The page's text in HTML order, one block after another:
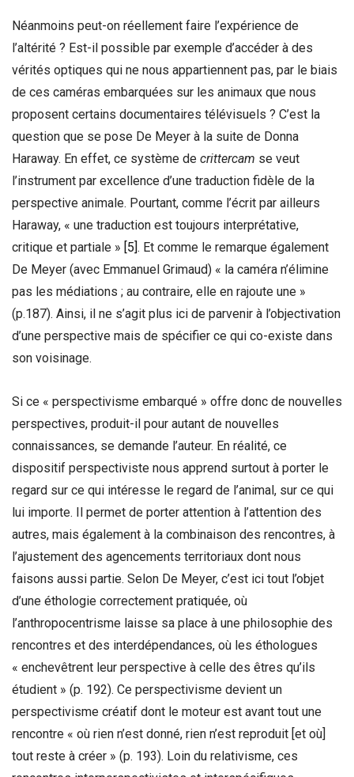
Néanmoins peut-on réellement faire l’expérience de
l’altérité ? Est-il possible par exemple d’accéder à des
vérités optiques qui ne nous appartiennent pas, par le biais
de ces caméras embarquées sur les animaux que nous
proposent certains documentaires télévisuels ? C’est la
question que se pose De Meyer à la suite de Donna
Haraway. En effet, ce système de crittercam se veut
l’instrument par excellence d’une traduction fidèle de la
perspective animale. Pourtant, comme l’écrit par ailleurs
Haraway, « une traduction est toujours interprétative,
critique et partiale » [5] . Et comme le remarque également
De Meyer (avec Emmanuel Grimaud) « la caméra n’élimine
pas les médiations ; au contraire, elle en rajoute une »
(p.187). Ainsi, il ne s’agit plus ici de parvenir à l’objectivation
d’une perspective mais de spécifier ce qui co-existe dans
son voisinage.
Si ce « perspectivisme embarqué » offre donc de nouvelles
perspectives, produit-il pour autant de nouvelles
connaissances, se demande l’auteur. En réalité, ce
dispositif perspectiviste nous apprend surtout à porter le
regard sur ce qui intéresse le regard de l’animal, sur ce qui
lui importe. Il permet de porter attention à l’attention des
autres, mais également à la combinaison des rencontres, à
l’ajustement des agencements territoriaux dont nous
faisons aussi partie. Selon De Meyer, c’est ici tout l’objet
d’une éthologie correctement pratiquée, où
l’anthropocentrisme laisse sa place à une philosophie des
rencontres et des interdépendances, où les éthologues
« enchevêtrent leur perspective à celle des êtres qu’ils
étudient » (p. 192). Ce perspectivisme devient un
perspectivisme créatif dont le moteur est avant tout une
rencontre « où rien n’est donné, rien n’est reproduit [et où]
tout reste à créer » (p. 193). Loin du relativisme, ces